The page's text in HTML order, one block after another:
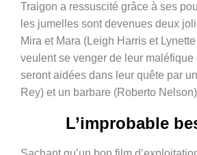
Traigon a ressuscité grâce à ses
les jumelles sont devenues deux
Mira et Mara (Leigh Harris et
veulent se venger de leur maléfique
seront aidées dans leur quête par
Rey) et un barbare (Roberto
L’improbable